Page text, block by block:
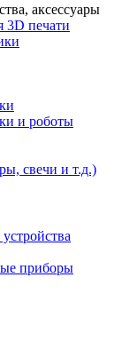
аксессуары
3D печати
и роботы
свечи и т.д.)
приборы